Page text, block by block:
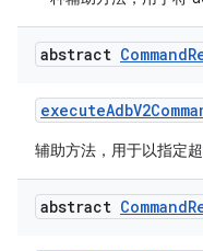
abstract Command
executeAdb
辅助方法，用于以指定
abstract Command